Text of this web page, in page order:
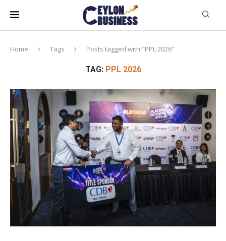
Home Tags Posts tagged with "PPL 2026"
TAG: PPL 2026